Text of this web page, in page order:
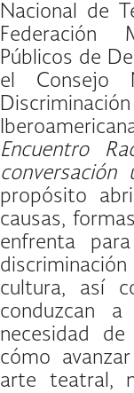
Nacional de
Federación
Públicos de
el Consejo
Encuentro
conversación
propósito
causas,
enfrenta
cultura, así
conduzcan
necesidad
cómo
arte teatral,